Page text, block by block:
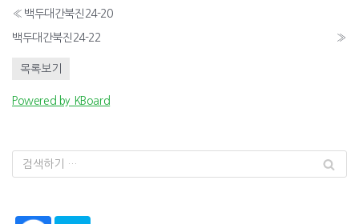
« 백두대간북진24-20
백두대간북진24-22 »
목록보기
Powered by KBoard